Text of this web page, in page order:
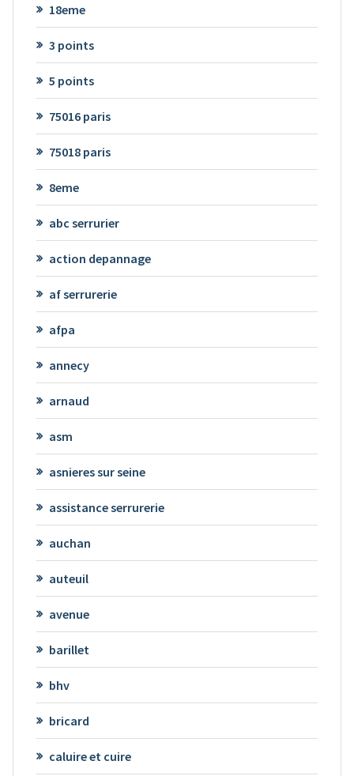
18eme
3 points
5 points
75016 paris
75018 paris
8eme
abc serrurier
action depannage
af serrurerie
afpa
annecy
arnaud
asm
asnieres sur seine
assistance serrurerie
auchan
auteuil
avenue
barillet
bhv
bricard
caluire et cuire